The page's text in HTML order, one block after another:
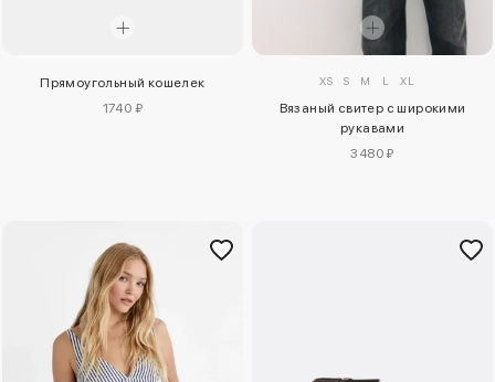
Прямоугольный кошелек
1740 ₽
XS S M L XL
Вязаный свитер с широкими
рукавами
3480 ₽